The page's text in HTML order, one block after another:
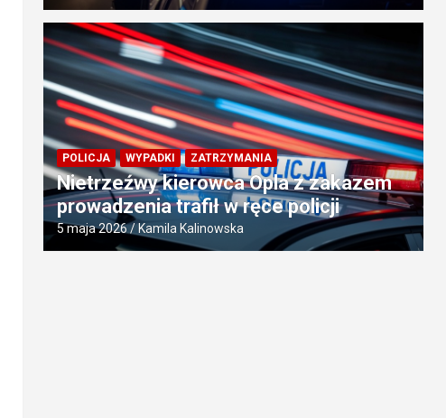
POLICJA WYPADKI ZATRZYMANIA
Nietrzeźwy kierowca Opla z zakazem
prowadzenia trafił w ręce policji
5 maja 2026 Kamila Kalinowska